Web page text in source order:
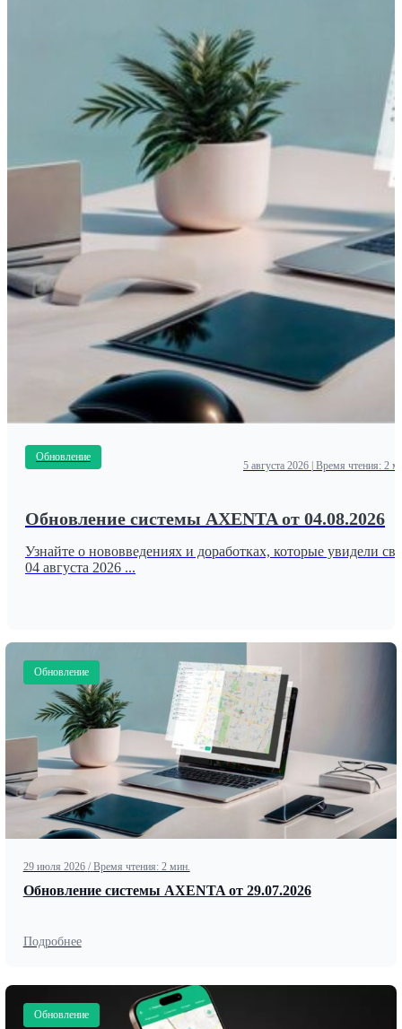
Обновление
5 августа 2026 Время чтения: 2
Обновление системы AXENTA от 04.08.2026
Узнайте о нововведениях и доработках, которые увидели
04 августа 2026 ...
Обновление
29 июля 2026 / Время чтения: 2 мин.
Обновление системы AXENTA от 29.07.2026
Подробнее
Обновление